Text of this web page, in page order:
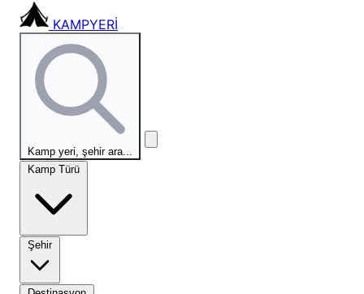
KAMPYERİ
Kamp yeri, şehir ara...
Kamp Türü
Şehir